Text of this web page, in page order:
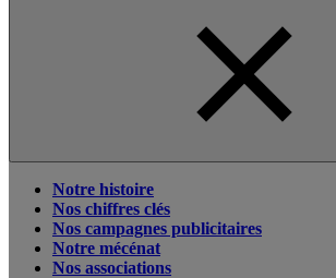
Notre histoire
Nos chiffres clés
Nos campagnes publicitaires
Notre mécénat
Nos associations